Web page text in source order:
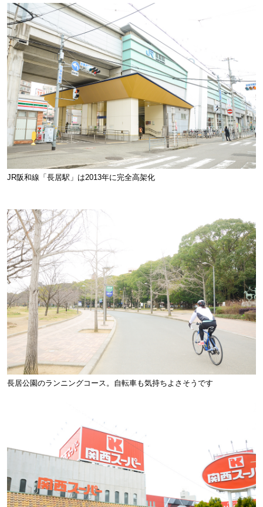
JR阪和線「長居駅」は2013年に完全高架化
長居公園のランニングコース。自転車も気持ちよさそうです